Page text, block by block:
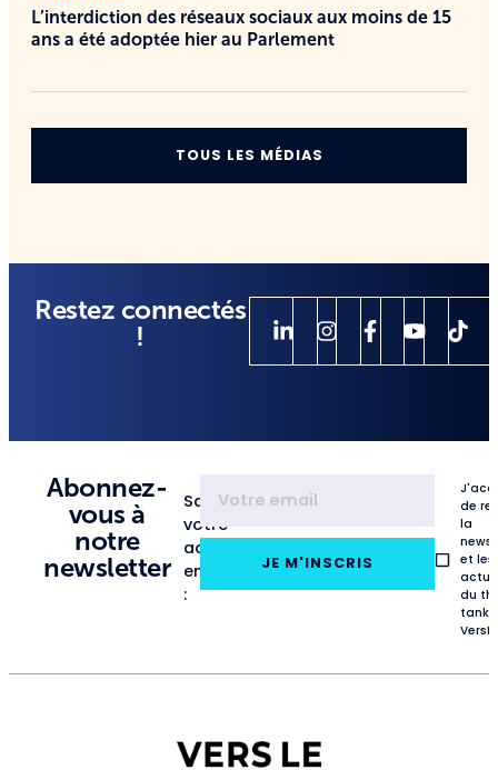
L’interdiction des réseaux sociaux aux moins de 15
ans a été adoptée hier au Parlement
TOUS LES MÉDIAS
Restez connectés
!
Abonnez-
vous à
notre
newsletter
Saisissez
votre
adresse
email
:
JE M'INSCRIS
de
la
et les
du
tank